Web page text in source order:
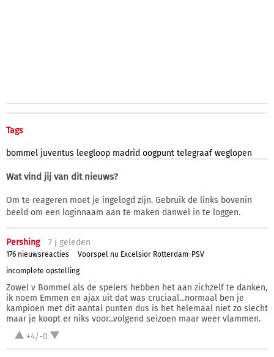
Tags
bommel juventus leegloop madrid oogpunt telegraaf weglopen
Wat vind jij van dit nieuws?
Om te reageren moet je ingelogd zijn. Gebruik de links bovenin
beeld om een loginnaam aan te maken danwel in te loggen.
Pershing 7 j geleden
176 nieuwsreacties
Voorspel nu Excelsior Rotterdam-PSV
incomplete opstelling
Zowel v Bommel als de spelers hebben het aan zichzelf te danken,
ik noem Emmen en ajax uit dat was cruciaal...normaal ben je
kampioen met dit aantal punten dus is het helemaal niet zo slecht
maar je koopt er niks voor...volgend seizoen maar weer vlammen.
+4/-0